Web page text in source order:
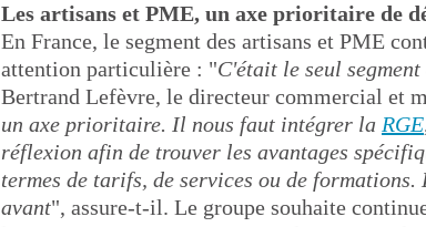
Les artisans et PME, un axe prioritaire de
En France, le segment des artisans et PME
attention particulière : "C'était le seul
Bertrand Lefèvre, le directeur commercial et
un axe prioritaire. Il nous faut intégrer la RGE
réflexion afin de trouver les avantages
termes de tarifs, de services ou de
avant", assure-t-il. Le groupe souhaite